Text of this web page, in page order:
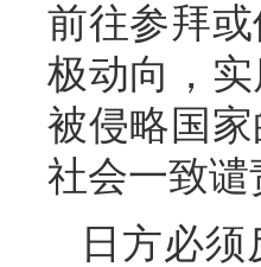
前往参拜
极动向，
被侵略国
社会一致谴
日方必